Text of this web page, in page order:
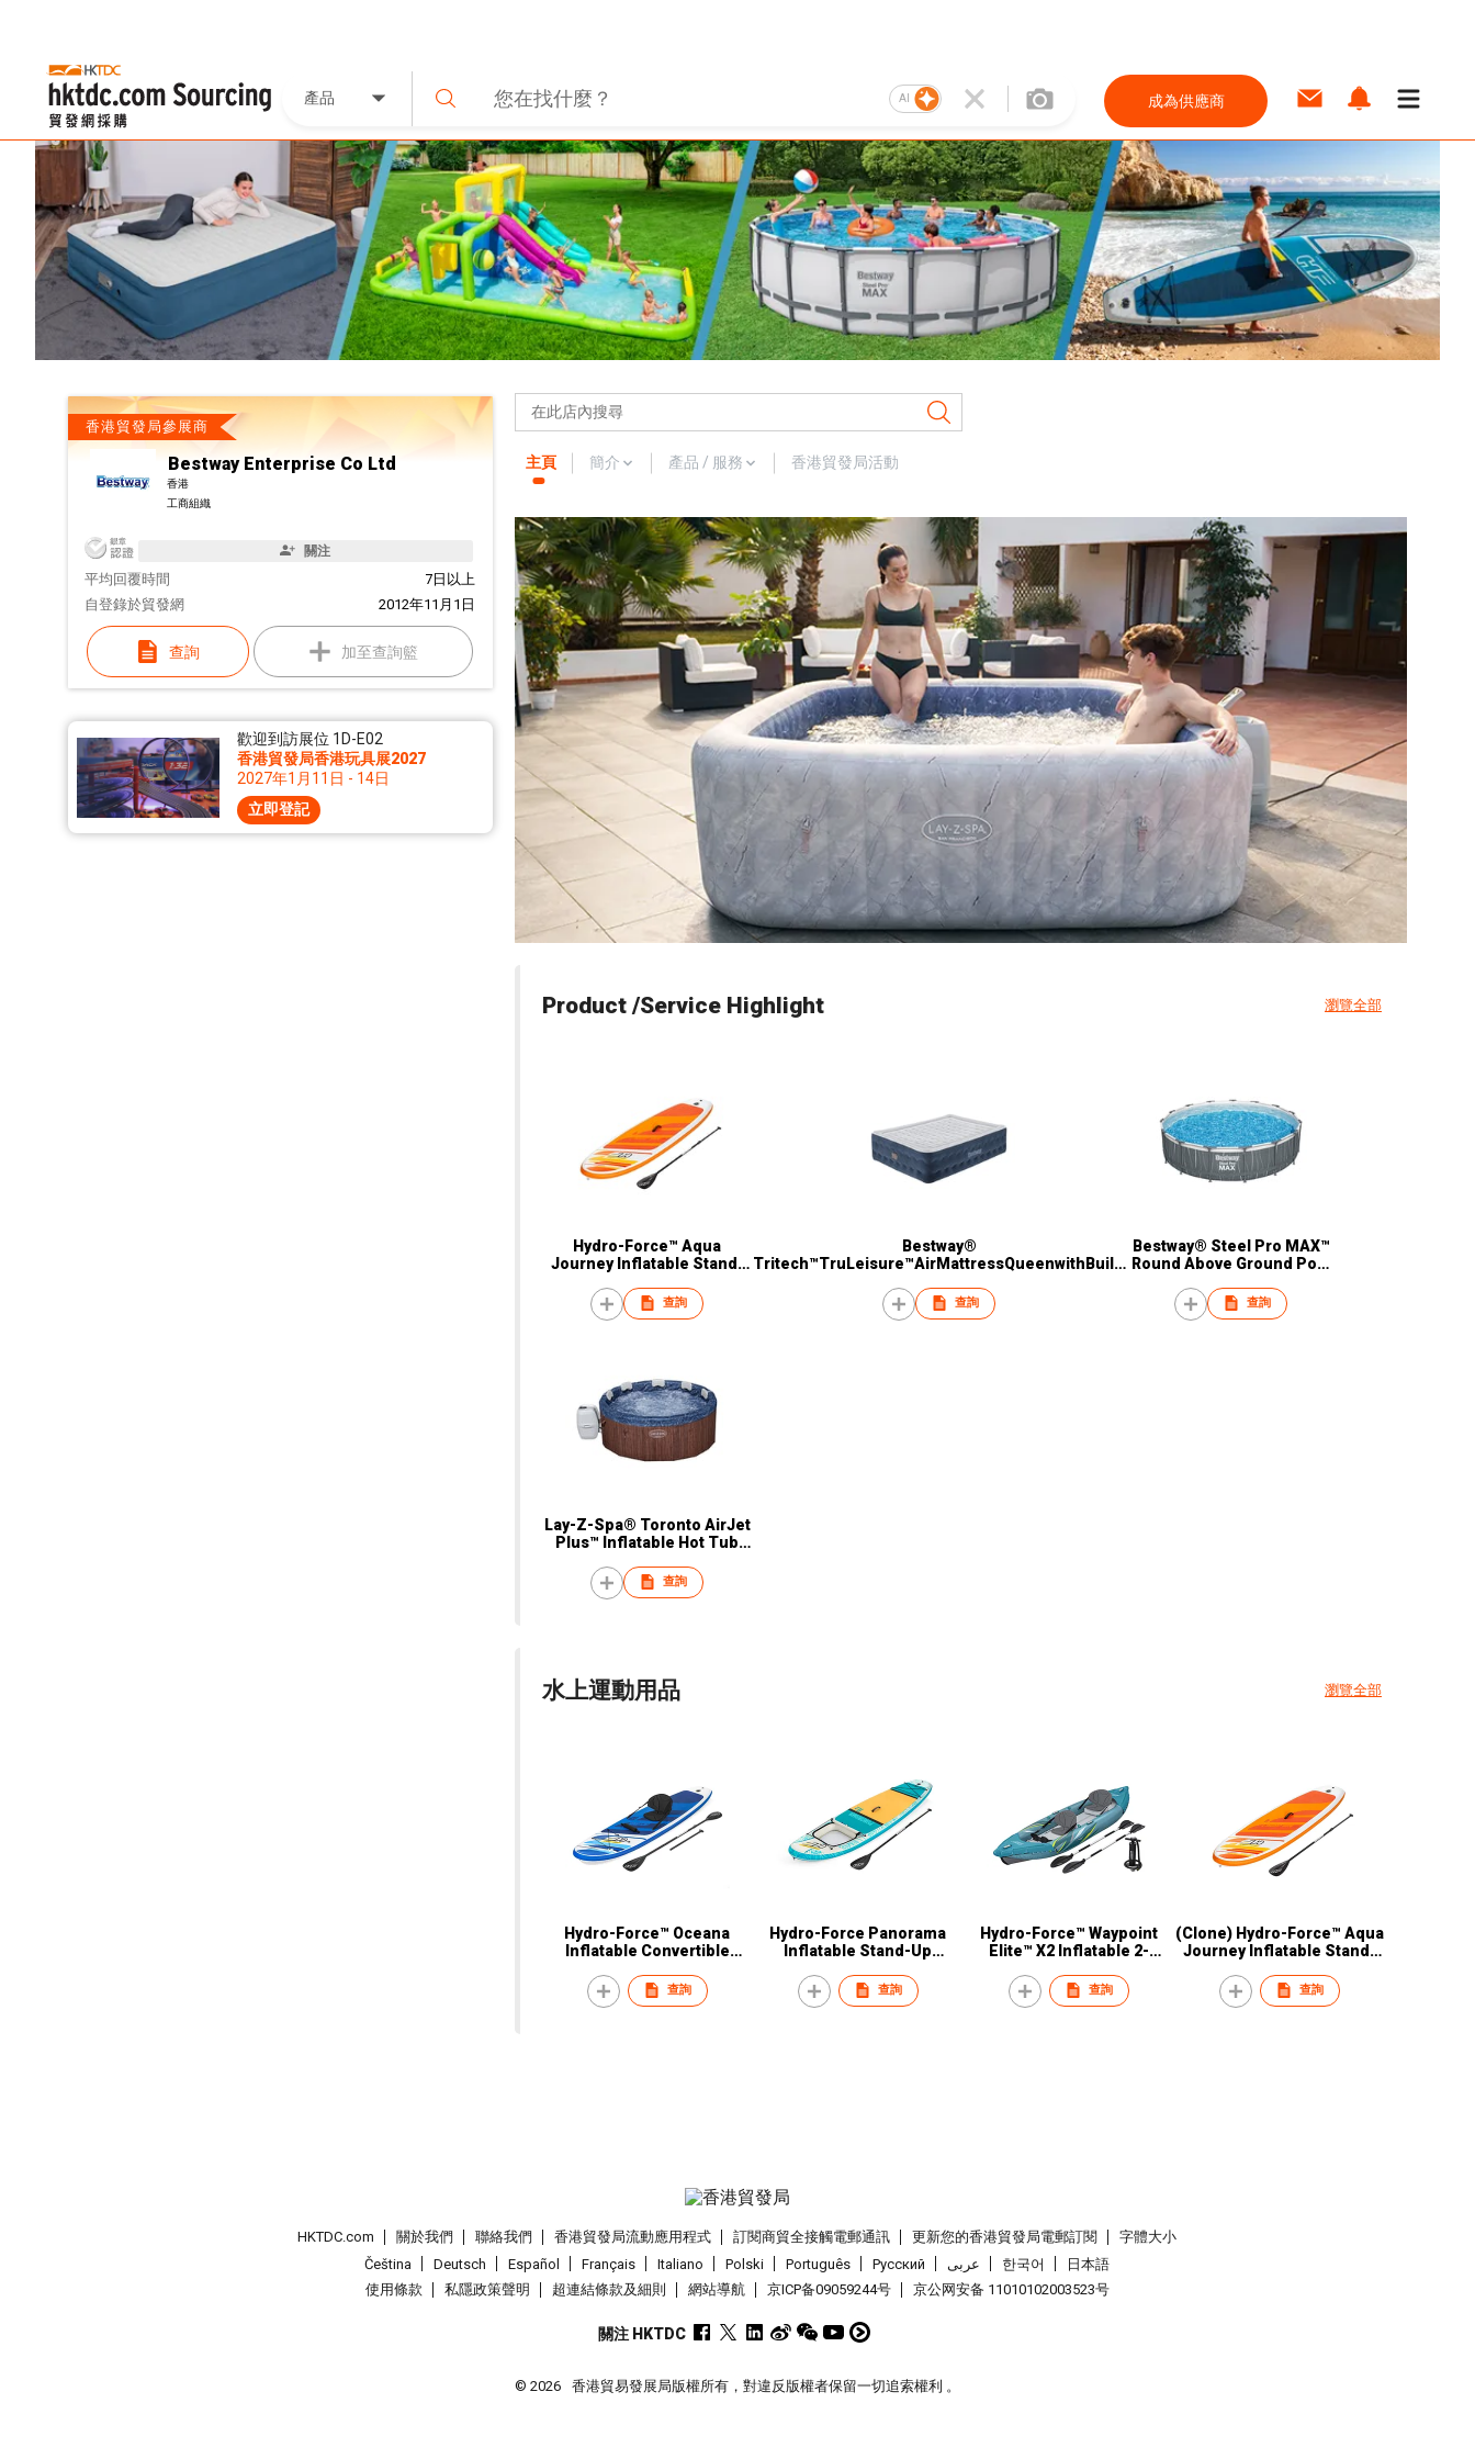
產品 AI 成為供應商
香港貿發局參展商
Bestway Enterprise Co Ltd
香港
工商組織
關注
平均回覆時間
7日以上
自
2012年11月1日
登錄於貿發網
查詢 加至查詢籃
歡迎到訪展位 1D-E02
香港貿發局香港玩具展2027
2027年1月11日 - 14日
立即登記
主頁 簡介 產品 / 服務 香港貿發局活動
Product /Service Highlight 瀏覽全部
Hydro-Force™ Aqua
Journey Inflatable Stand-
查詢
Bestway®
Tritech™TruLeisure™AirMattressQueenwithBuilt-
查詢
Bestway® Steel Pro MAX™
Round Above Ground Pool
1.07 m查詢
Lay-Z-Spa® Toronto AirJet
Plus™ Inflatable Hot Tub
Person查詢
水上運動用品 瀏覽全部
Hydro-Force™ Oceana
Inflatable Convertible
Kayak Set 3.05 m
查詢
Hydro-Force Panorama
Inflatable Stand-Up
Window 3.40 m
查詢
Hydro-Force™ Waypoint
Elite™ X2 Inflatable 2-
Stitch Floor 3.82 m x 1.01 m
查詢
(Clone) Hydro-Force™ Aqua
Journey Inflatable Stand-
1
查詢
HKTDC.com 關於我們 聯絡我們 香港貿發局流動應用程式 訂閱商貿全接觸電郵通訊 更新您的香港貿發局電郵訂閱
字體大小
Čeština
Deutsch Español Français Italiano Polski Português Pусский عربى 한국어
日本語
使用條款
私隱政策聲明 超連結條款及細則 網站導航 京ICP备09059244号 京公网安备 11010102003523号
關注 HKTDC
© 2026 香港貿易發展局版權所有，對違反版權者保留一切追索權利 。